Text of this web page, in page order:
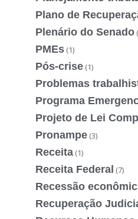
Plano de
Plenário do Senado
PMEs (1)
Pós-crise (1)
Problemas
Programa
Projeto de Lei
Pronampe (3)
Receita (1)
Receita Federal (7)
Recessão
Recuperação